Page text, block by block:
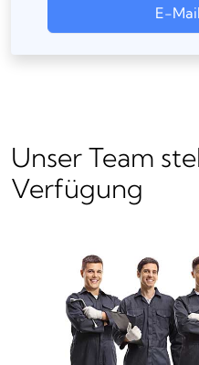
E-
Unser Team
Verfügung